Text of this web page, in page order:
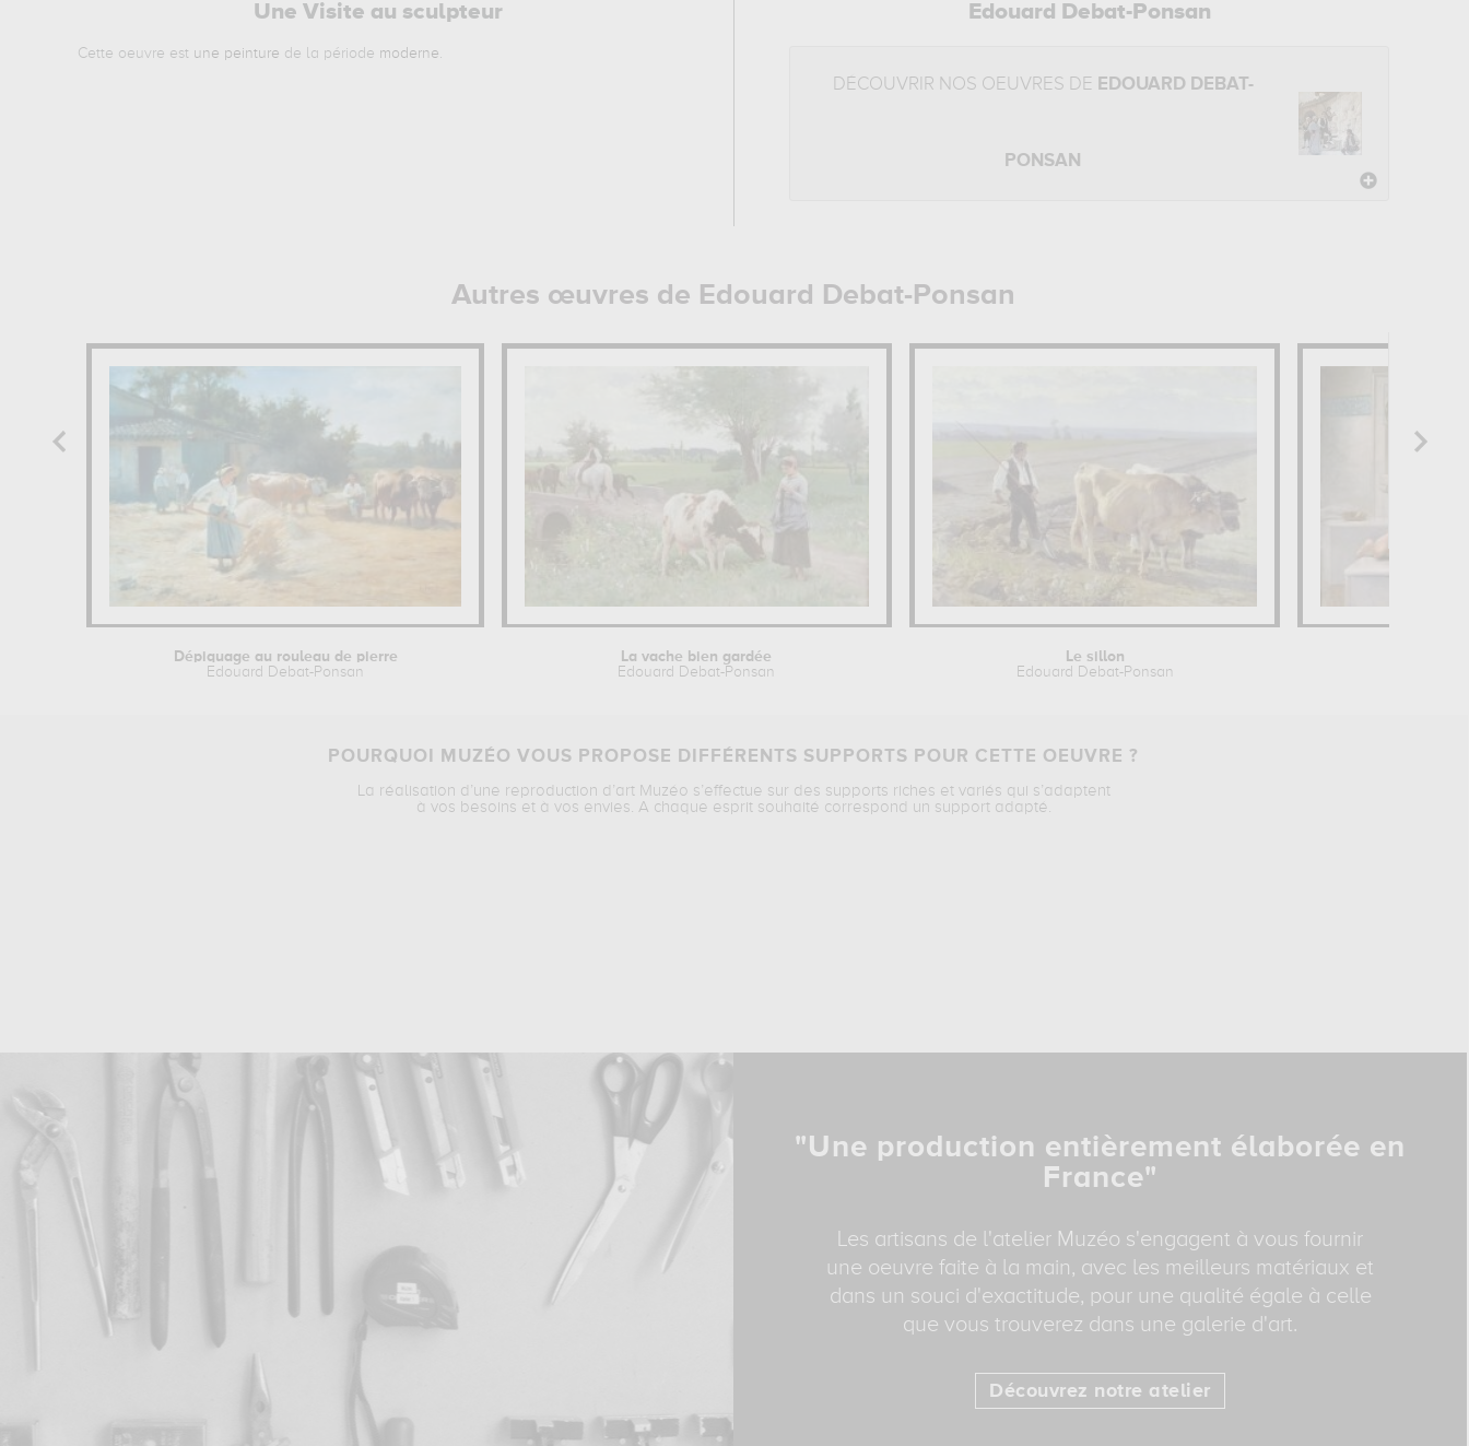
Une Visite au sculpteur
Cette oeuvre est une peinture de la période moderne.
Edouard Debat-Ponsan
DÉCOUVRIR NOS OEUVRES DE EDOUARD DEBAT-
PONSAN
Autres œuvres de Edouard Debat-Ponsan
Dépiquage au rouleau de pierre
Edouard Debat-Ponsan
La vache bien gardée
Edouard Debat-Ponsan
Le sillon
Edouard Debat-Ponsan
POURQUOI MUZÉO VOUS PROPOSE DIFFÉRENTS SUPPORTS POUR CETTE OEUVRE ?
La réalisation d’une reproduction d’art Muzéo s’effectue sur des supports riches et variés qui s’adaptent
à vos besoins et à vos envies. A chaque esprit souhaité correspond un support adapté.
"Une production entièrement élaborée en
France"
Les artisans de l'atelier Muzéo s'engagent à vous fournir
une oeuvre faite à la main, avec les meilleurs matériaux et
dans un souci d'exactitude, pour une qualité égale à celle
que vous trouverez dans une galerie d'art.
Découvrez notre atelier